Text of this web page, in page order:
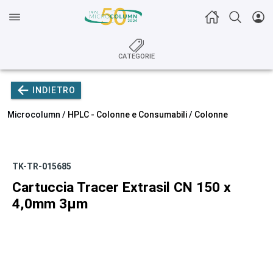
CATEGORIE
INDIETRO
Microcolumn / HPLC - Colonne e Consumabili/ Colonne
TK-TR-015685
Cartuccia Tracer Extrasil CN 150 x
4,0mm 3µm